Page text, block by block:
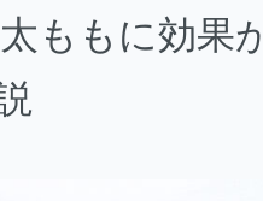
ももに効果